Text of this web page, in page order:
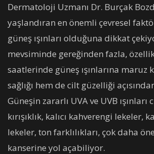
Dermatoloji Uzmanı Dr. Burçak
yaşlandıran en önemli çevresel
güneş ışınları olduğuna dikkat
mevsiminde gereğinden fazla,
saatlerinde güneş ışınlarına maruz
sağlığı hem de cilt güzelliği
Güneşin zararlı UVA ve UVB
kırışıklık, kalıcı kahverengi lekeler,
lekeler, ton farklılıkları, çok daha
kanserine yol açabiliyor.